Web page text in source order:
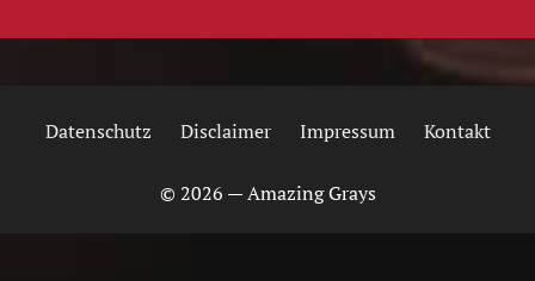
Datenschutz Disclaimer Impressum Kontakt
© 2026 — Amazing Grays